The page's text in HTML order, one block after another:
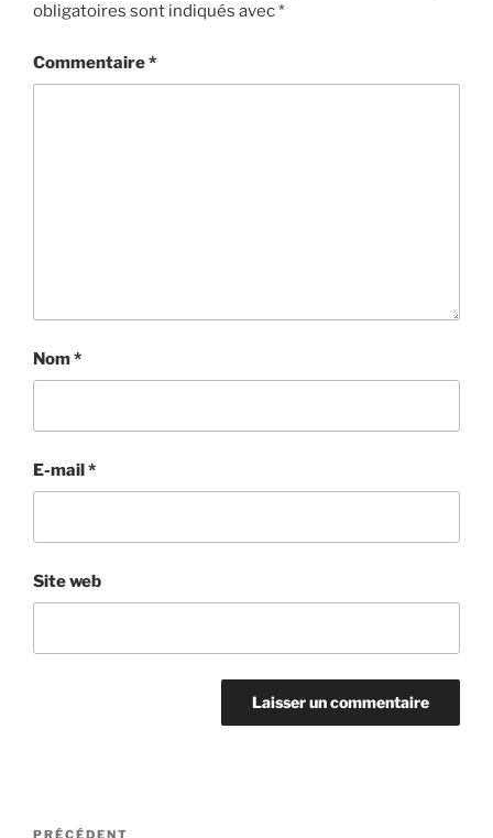
obligatoires sont indiqués avec*
Commentaire*
Nom*
E-mail*
Site web
PRÉCÉDENT